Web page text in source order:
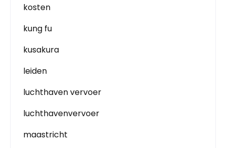
kosten
kung fu
kusakura
leiden
luchthaven vervoer
luchthavenvervoer
maastricht